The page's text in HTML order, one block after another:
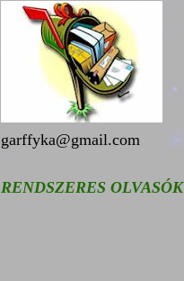
garffyka@gmail.com
RENDSZERES OLVASÓK